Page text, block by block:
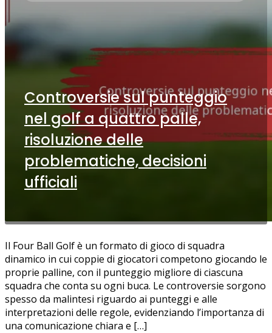
Controversie sul punteggio
nel golf a quattro palle,
risoluzione delle
problematiche, decisioni
ufficiali
Il Four Ball Golf è un formato di gioco di squadra
dinamico in cui coppie di giocatori competono giocando le
proprie palline, con il punteggio migliore di ciascuna
squadra che conta su ogni buca. Le controversie sorgono
spesso da malintesi riguardo ai punteggi e alle
interpretazioni delle regole, evidenziando l’importanza di
una comunicazione chiara e […]